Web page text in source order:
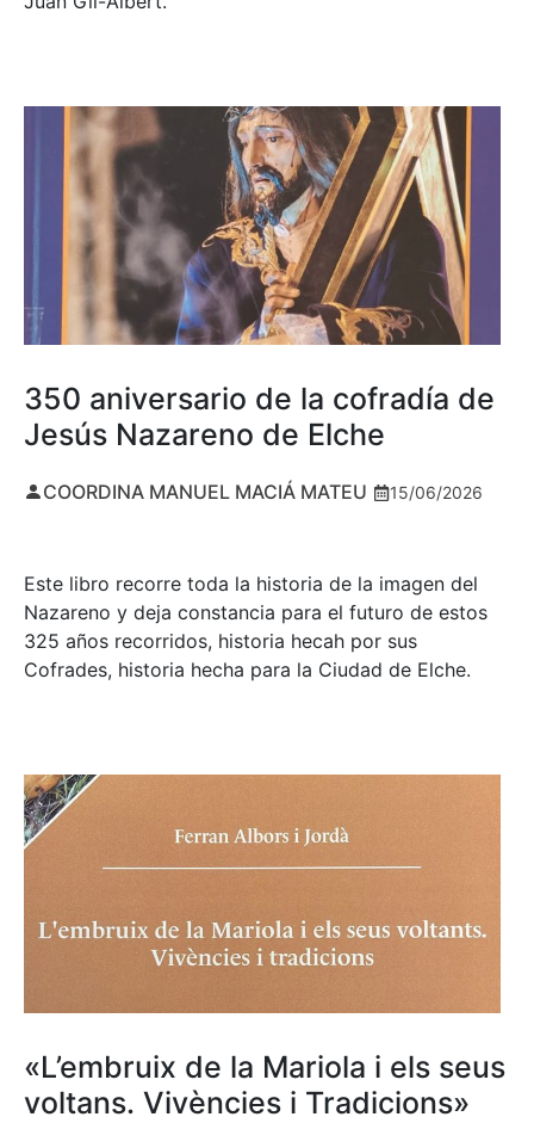
350 aniversario de la cofradía de
Jesús Nazareno de Elche
COORDINA MANUEL MACIÁ MATEU 15/06/2026
Este libro recorre toda la historia de la imagen del
Nazareno y deja constancia para el futuro de estos
325 años recorridos, historia hecah por sus
Cofrades, historia hecha para la Ciudad de Elche.
«L’embruix de la Mariola i els seus
voltans. Vivències i Tradicions»